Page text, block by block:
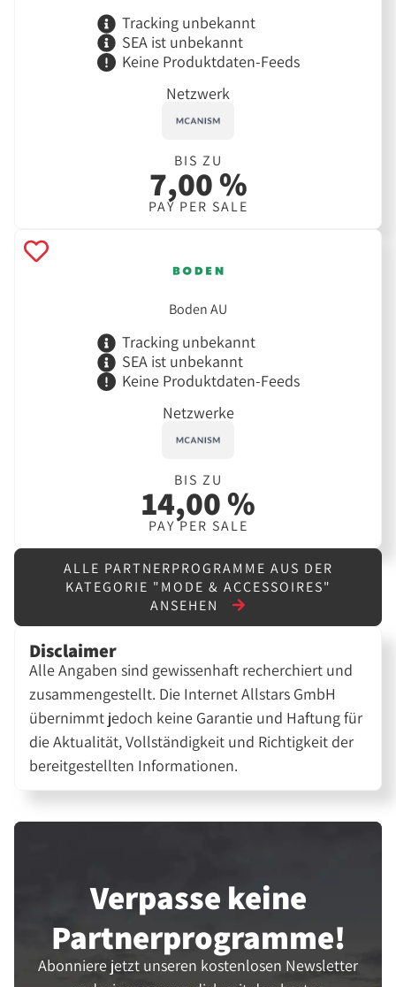
Tracking unbekannt
SEA ist unbekannt
Keine Produktdaten-Feeds
Netzwerk
BIS ZU
7,00 %
PAY PER SALE
Boden AU
Tracking unbekannt
SEA ist unbekannt
Keine Produktdaten-Feeds
Netzwerke
BIS ZU
14,00 %
PAY PER SALE
ALLE PARTNERPROGRAMME AUS DER
KATEGORIE "MODE & ACCESSOIRES"
ANSEHEN
Disclaimer
Alle Angaben sind gewissenhaft recherchiert und
zusammengestellt. Die Internet Allstars GmbH
übernimmt jedoch keine Garantie und Haftung für
die Aktualität, Vollständigkeit und Richtigkeit der
bereitgestellten Informationen.
Verpasse keine
Partner­programme!
Abonniere jetzt unseren kostenlosen Newsletter